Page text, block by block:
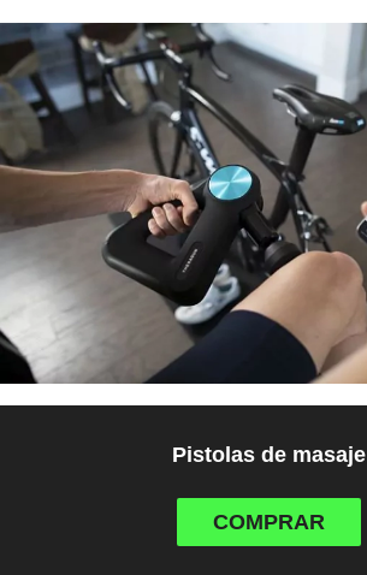
Pistolas de masaje
COMPRAR